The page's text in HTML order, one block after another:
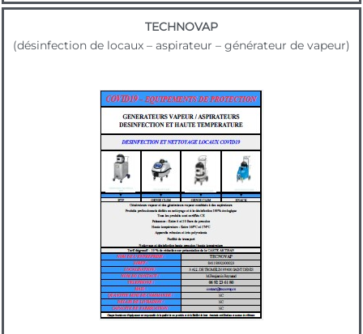
TECHNOVAP
(désinfection de locaux – aspirateur – générateur de vapeur)